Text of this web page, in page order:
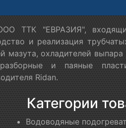
ТТК "ЕВРАЗИЯ",
и реализация
мазута, охладителей
разборные и паяные
Ridan.
Категории
Водоводяные